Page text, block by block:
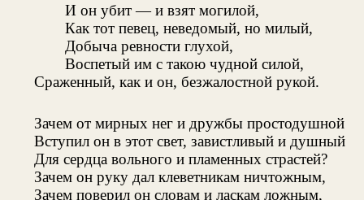
И он убит — и взят могилой,
Как тот певец, неведомый, но милый,
Добыча ревности глухой,
Воспетый им с такою чудной силой,
Сраженный, как и он, безжалостной рукой.
Зачем от мирных нег и дружбы простодушной
Вступил он в этот свет, завистливый и душный
Для сердца вольного и пламенных страстей?
Зачем он руку дал клеветникам ничтожным,
Зачем поверил он словам и ласкам ложным,